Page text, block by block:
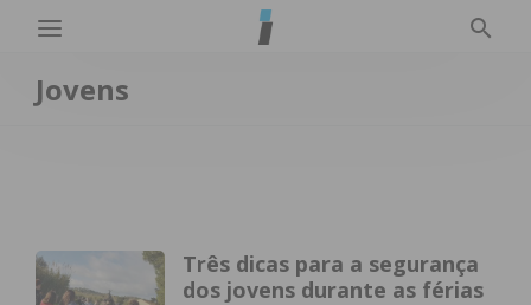
Jovens
Três dicas para a segurança
dos jovens durante as férias